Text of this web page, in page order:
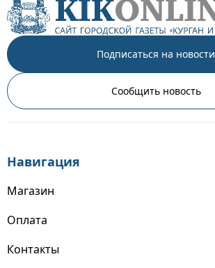
Подписаться на новости
Сообщить новость
Навигация
Магазин
Оплата
Контакты